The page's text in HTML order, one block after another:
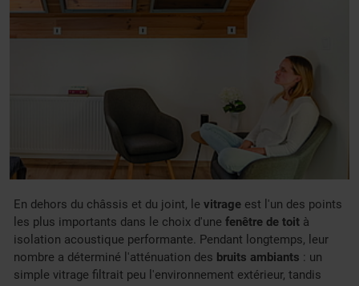
En dehors du châssis et du joint, le vitrage est l'un des points
les plus importants dans le choix d'une fenêtre de toit à
isolation acoustique performante. Pendant longtemps, leur
nombre a déterminé l'atténuation des bruits ambiants : un
simple vitrage filtrait peu l'environnement extérieur, tandis